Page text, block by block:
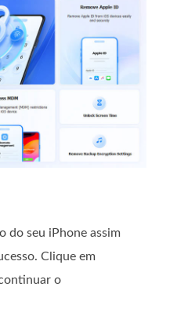
do seu iPhone assim
Clique em
o